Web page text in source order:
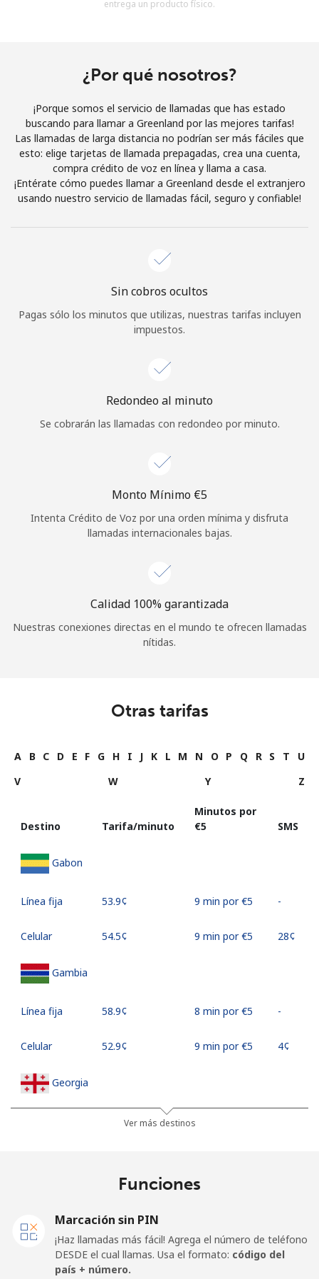
Al abrir una cuenta en este sitio web, estoy de acuerdo con
Únete
¡Hola!
Inicia sesión o REGÍSTRATE →
¿Olvidaste tu contraseña? →
Iniciar Sesión
entrega un producto físico.
¿Por qué nosotros?
¡Porque somos el servicio de llamadas que has estado
buscando para llamar a Greenland por las mejores tarifas!
Las llamadas de larga distancia no podrían ser más fáciles que
esto: elige tarjetas de llamada prepagadas, crea una cuenta,
compra crédito de voz en línea y llama a casa.
¡Entérate cómo puedes llamar a Greenland desde el extranjero
usando nuestro servicio de llamadas fácil, seguro y confiable!
Sin cobros ocultos
Pagas sólo los minutos que utilizas, nuestras tarifas incluyen
impuestos.
Redondeo al minuto
Se cobrarán las llamadas con redondeo por minuto.
Monto Mínimo ⁦€5⁩
Intenta Crédito de Voz por una orden mínima y disfruta
llamadas internacionales bajas.
Calidad 100% garantizada
Nuestras conexiones directas en el mundo te ofrecen llamadas
nítidas.
Otras tarifas
A B C D E F G H I J K L M N O P Q R S T
U
V
W Y Z
Destino Tarifa/minuto
Minutos por
⁦€5⁩
SMS
Gabon
Línea fija ⁦53.9¢⁩ 9 min por ⁦€5⁩ -
Celular ⁦54.5¢⁩ 9 min por ⁦€5⁩ ⁦28¢⁩
Gambia
Línea fija ⁦58.9¢⁩ 8 min por ⁦€5⁩ -
Celular ⁦52.9¢⁩ 9 min por ⁦€5⁩ ⁦4¢⁩
Georgia
⁦29.5¢⁩
16 min por
⁦€5⁩
Germany
Línea fija ⁦1.5¢⁩
333 min por
-
Ver más destinos
Funciones
Marcación sin PIN
¡Haz llamadas más fácil! Agrega el número de teléfono
DESDE el cual llamas. Usa el formato: código del
país + número.